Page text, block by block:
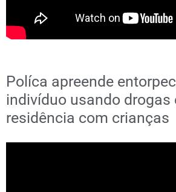
Políca apreende
indivíduo usando drogas
residência com crianças